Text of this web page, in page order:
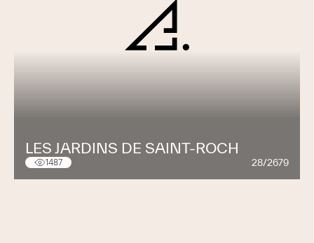
LES JARDINS DE SAINT-ROCH
1487 28/2679